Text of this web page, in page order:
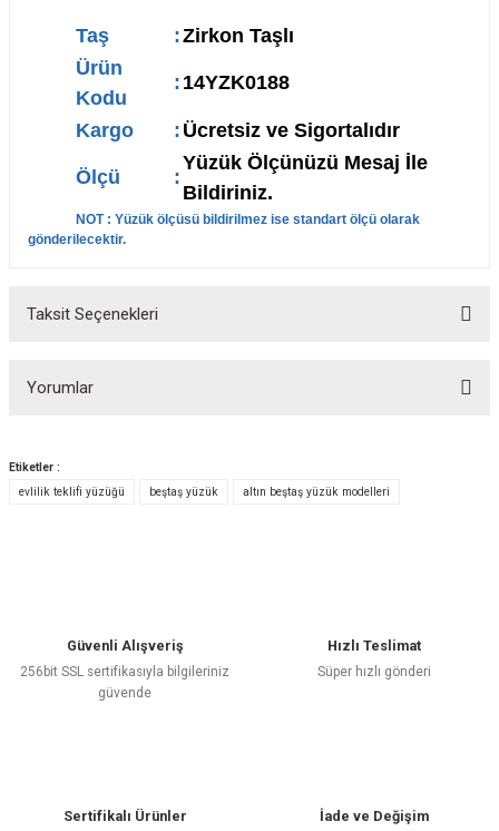
Taş :Zirkon Taşlı
Ürün
Kodu
: 14YZK0188
Kargo : Ücretsiz ve Sigortalıdır
Ölçü :
Yüzük Ölçünüzü Mesaj İle
Bildiriniz.
NOT : Yüzük ölçüsü bildirilmez ise standart ölçü olarak
gönderilecektir.
Taksit Seçenekleri
Yorumlar
Bu ürüne ilk yorumu siz yapın!
Etiketler :
evlilik teklifi yüzüğü
beştaş yüzük altın beştaş yüzük modelleri
Güvenli Alışveriş
256bit SSL sertifikasıyla bilgileriniz
güvende
Hızlı Teslimat
Süper hızlı gönderi
Sertifikalı Ürünler İade ve Değişim